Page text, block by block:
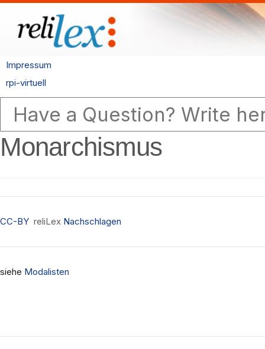
Impressum
rpi-virtuell
Monarchismus
CC-BY reliLex Nachschlagen
siehe Modalisten